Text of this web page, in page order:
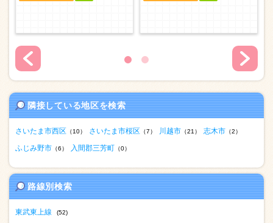
隣接している地区を検索
さいたま市西区 （10） さいたま市桜区 （7） 川越市 （21） 志木市 （2）
ふじみ野市 （6） 入間郡三芳町 （0）
路線別検索
東武東上線 (52)